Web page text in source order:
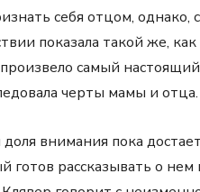
себя отцом,
показала такой же,
самый
черты мамы и отца.
доля внимания пока
готов рассказывать о